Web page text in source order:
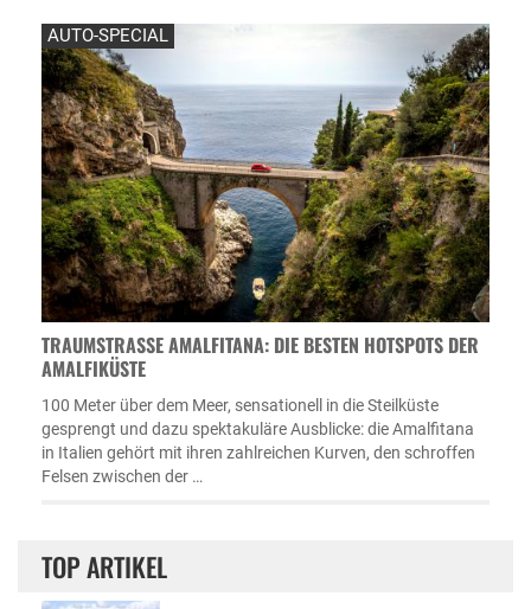
AUTO-SPECIAL
TRAUMSTRASSE AMALFITANA: DIE BESTEN HOTSPOTS DER A
MALFIKÜSTE
100 Meter über dem Meer, sensationell in die Steilküste
gesprengt und dazu spektakuläre Ausblicke: die Amalfitana
in Italien gehört mit ihren zahlreichen Kurven, den schroffen
Felsen zwischen der …
TOP ARTIKEL